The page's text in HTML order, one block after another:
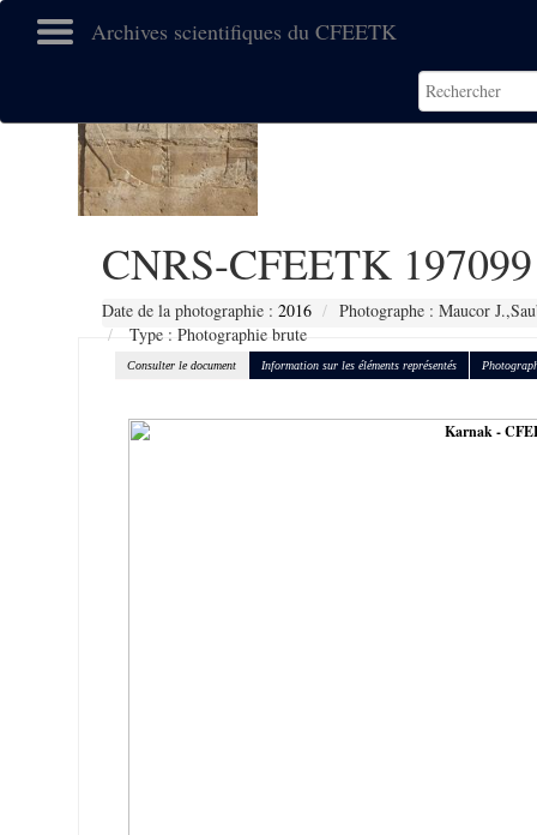
Archives scientifiques du CFEETK
CNRS-CFEETK 197099
Date de la photographie : 2016
Photographe : Maucor
Type : Photographie brute
Consulter le document Information sur les éléments représentés